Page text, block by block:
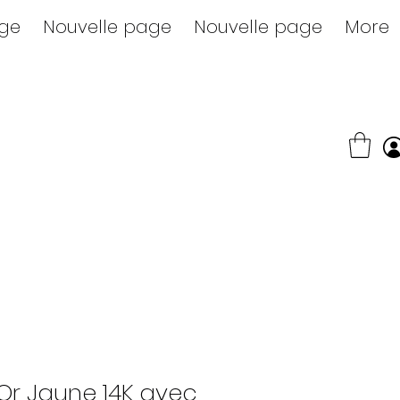
Nouvelle page Nouvelle page More
Jaune 14K avec